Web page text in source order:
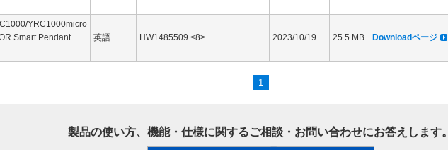
YRC1000micro
Smart Pendant
英語 HW1485509 <8> 2023/10/19 25.5 MB Downloadページ
1
製品の使い方、機能・仕様に関するご相談・お問い合わせにお答えします。